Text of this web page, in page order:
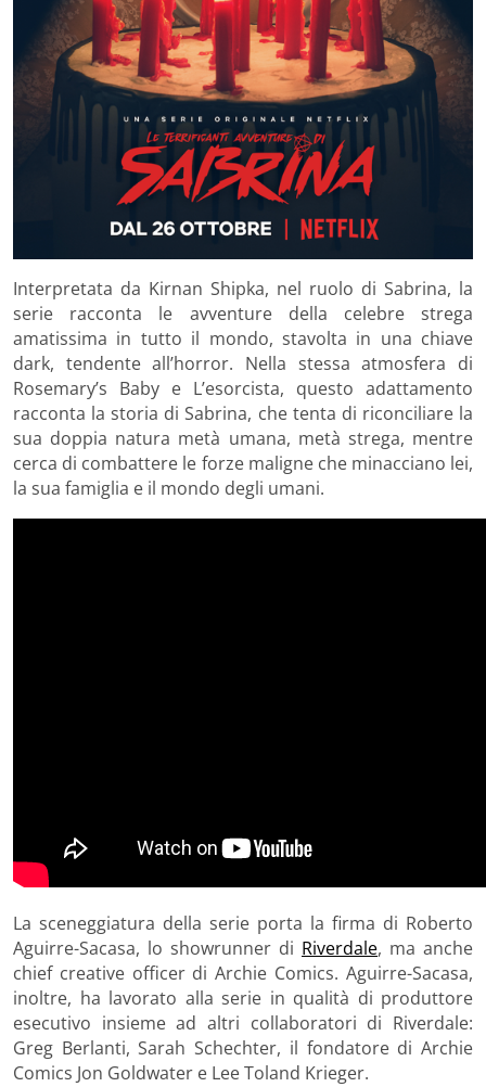
Interpretata da Kirnan Shipka, nel ruolo di Sabrina, la
serie racconta le avventure della celebre strega
amatissima in tutto il mondo, stavolta in una chiave
dark, tendente all’horror. Nella stessa atmosfera di
Rosemary’s Baby e L’esorcista, questo adattamento
racconta la storia di Sabrina, che tenta di riconciliare la
sua doppia natura metà umana, metà strega, mentre
cerca di combattere le forze maligne che minacciano lei,
la sua famiglia e il mondo degli umani.
La sceneggiatura della serie porta la firma di Roberto
Aguirre-Sacasa, lo showrunner di Riverdale, ma anche
chief creative officer di Archie Comics. Aguirre-Sacasa,
inoltre, ha lavorato alla serie in qualità di produttore
esecutivo insieme ad altri collaboratori di Riverdale:
Greg Berlanti, Sarah Schechter, il fondatore di Archie
Comics Jon Goldwater e Lee Toland Krieger.